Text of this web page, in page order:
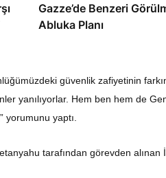
​​​​​​​Gazze’de Benzeri
Abluka Planı
güvenlik zafiyetinin
yanılıyorlar. Hem ben hem de
yorumunu yaptı.
tarafından görevden alınan